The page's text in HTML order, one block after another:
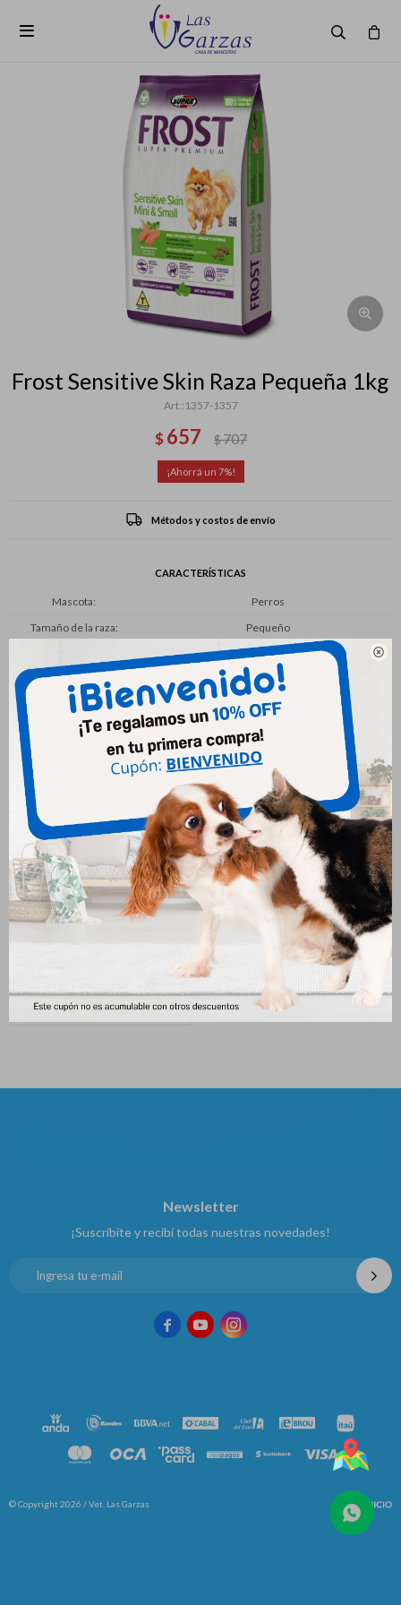


Frost Sensitive Skin Raza Pequeña 1kg
1357-1357
$ 657 $707
7
Métodos y costos de envío
CARACTERÍSTICAS
Mascota
Perros
Tamaño de la raza
Pequeño
Productos que te pueden interesar
$485 $540
Frost Cat Indoor 1.5kg
Newsletter
¡Suscribite y recibí todas nuestras novedades!
  
© Copyright 2026 / Vet. Las Garzas